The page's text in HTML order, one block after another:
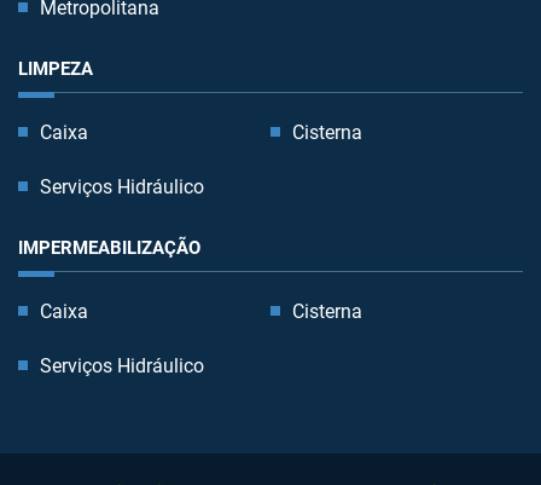
Metropolitana
LIMPEZA
Caixa Cisterna
Serviços Hidráulico
IMPERMEABILIZAÇÃO
Caixa Cisterna
Serviços Hidráulico